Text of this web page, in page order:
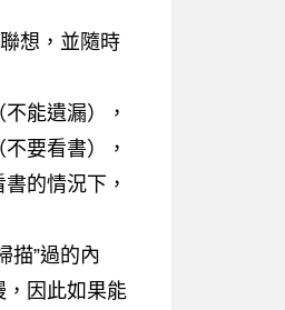
想，並隨時
能遺漏），
要看書），
的情況下，
”過的內
，因此如果能